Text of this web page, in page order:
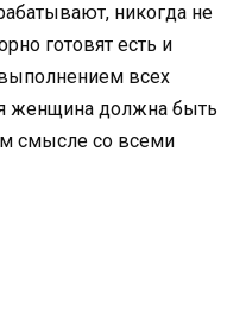
никогда не
готовят есть и
всех
женщина должна быть
смысле со всеми